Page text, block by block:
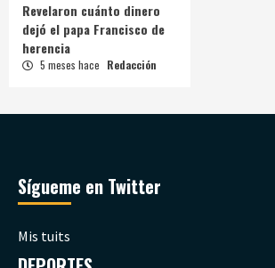
Revelaron cuánto dinero
dejó el papa Francisco de
herencia
5 meses hace Redacción
Sígueme en Twitter
Mis tuits